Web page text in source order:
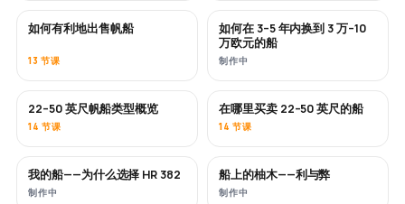
新内容
如何有利地出售帆船
13 节课
新内容
如何在 3–5 年内换到 3 万–10
万欧元的船
制作中
即将推出
22–50 英尺帆船类型概览
14 节课
即将推出
在哪里买卖 22–50 英尺的船
14 节课
即将推出
我的船——为什么选择 HR 382
制作中
即将推出
船上的柚木——利与弊
制作中